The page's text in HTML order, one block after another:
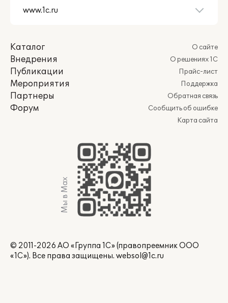
Каталог
Внедрения
Публикации
Мероприятия
Партнеры
Форум
О сайте
О решениях 1С
Прайс-лист
Поддержка
Обратная связь
Сообщить об ошибке
Карта сайта
Мы в Max
© 2011-2026 АО «Группа 1С» (правопреемник ООО
«1С»). Все права защищены. websol@1c.ru